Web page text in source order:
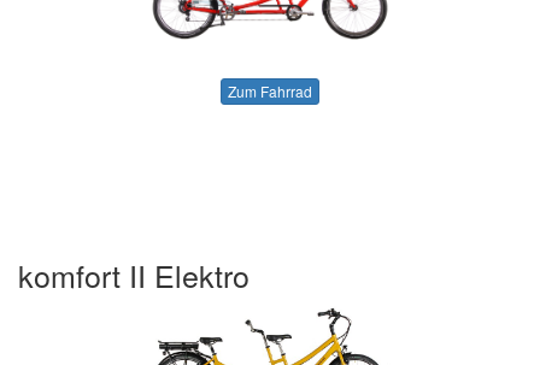
Zum Fahrrad
komfort II Elektro